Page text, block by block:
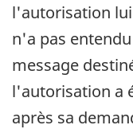
l'autorisation
n'a pas
message
l'autorisation a
après sa